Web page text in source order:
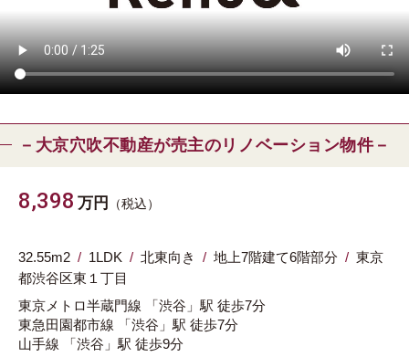
－大京穴吹不動産が売主のリノベーション物件－
8,398 万円 （税込）
32.55m2 1LDK 北東向き 地上7階建て6階部分
東京
都渋谷区東１丁目
東京メトロ半蔵門線
「渋谷」駅 徒歩7分
東急田園都市線
「渋谷」駅 徒歩7分
山手線
「渋谷」駅 徒歩9分